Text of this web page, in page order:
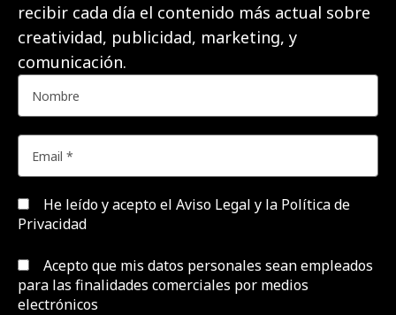
recibir cada día el contenido más actual sobre
creatividad, publicidad, marketing, y
comunicación.
He leído y acepto el Aviso Legal y la Política de
Privacidad
Acepto que mis datos personales sean empleados
para las finalidades comerciales por medios
electrónicos